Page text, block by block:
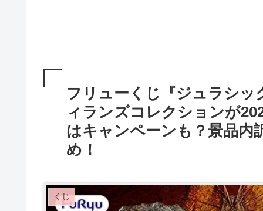
フリューくじ『ジュラシッ
ィランズコレクションが
はキャンペーンも？景品内
め！
くじ